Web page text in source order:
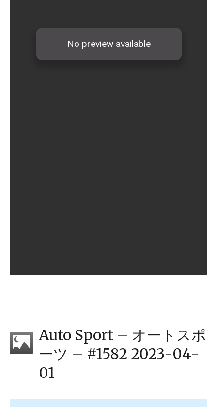
Auto Sport – オートスポ
ーツ – #1582 2023-04-
01